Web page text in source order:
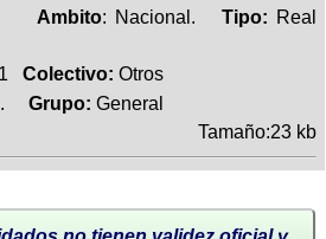
Ambito: Nacional. Tipo: Real
Colectivo: Otros
. Grupo: General
Tamaño:23 kb